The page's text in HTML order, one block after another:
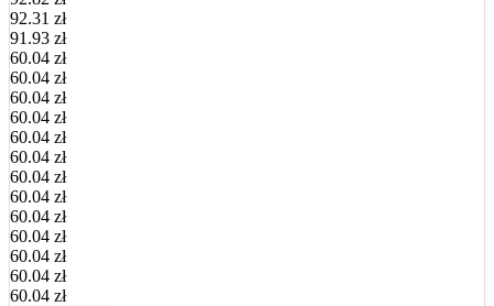
92.31 zł
91.93 zł
60.04 zł
60.04 zł
60.04 zł
60.04 zł
60.04 zł
60.04 zł
60.04 zł
60.04 zł
60.04 zł
60.04 zł
60.04 zł
60.04 zł
60.04 zł